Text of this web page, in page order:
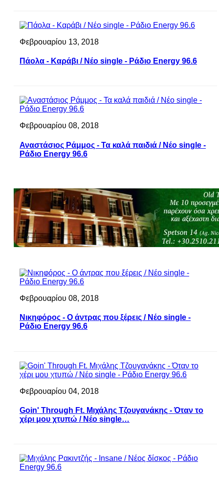
Φεβρουαρίου 13, 2018
Πάολα - Καράβι / Νέο single - Ράδιο Energy 96.6
Φεβρουαρίου 08, 2018
Αναστάσιος Ράμμος - Τα καλά παιδιά / Νέο single -
Ράδιο Energy 96.6
Φεβρουαρίου 08, 2018
Νικηφόρος - Ο άντρας που ξέρεις / Νέο single -
Ράδιο Energy 96.6
Φεβρουαρίου 04, 2018
Goin' Through Ft. Μιχάλης Τζουγανάκης - Όταν το
χέρι μου χτυπώ / Νέο single…